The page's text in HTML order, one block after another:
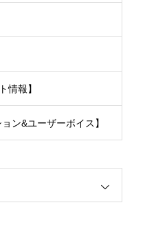
情報】
ン&ユーザーボイス】